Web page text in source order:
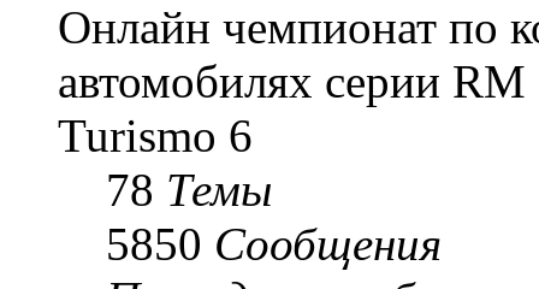
Онлайн чемпионат по
автомобилях серии
Turismo 6
78 Темы
5850 Сообщения